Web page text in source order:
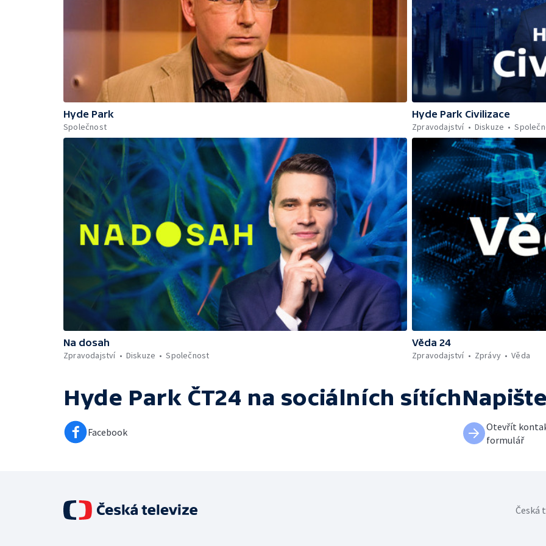
Hyde Park
Společnost
Hyde Park Civilizace
Zpravodajství
Diskuze
Na dosah
Zpravodajství
Diskuze Společnost
Věda 24
Zpravodajství
Zprávy Věda
Hyde Park ČT24 na sociálních sítích
Facebook
Otevřít
formulář
Česká